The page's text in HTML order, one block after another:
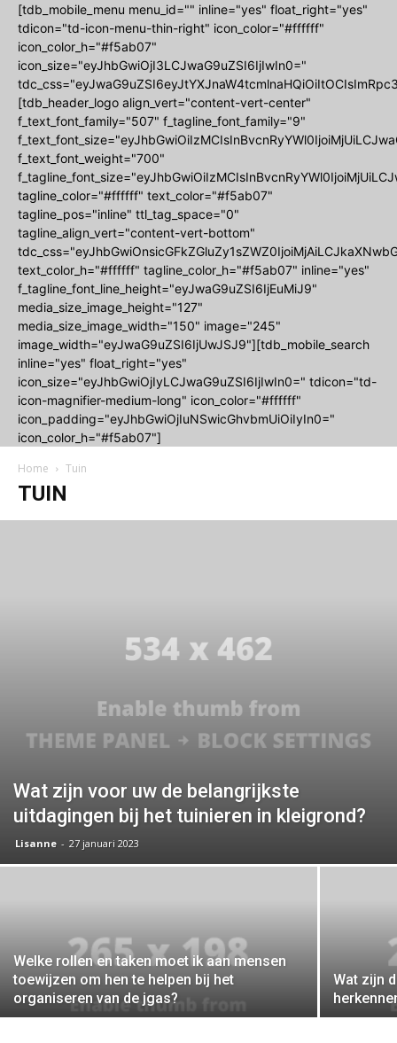
[tdb_mobile_menu menu_id="" inline="yes" float_right="yes"
tdicon="td-icon-menu-thin-right" icon_color="#ffffff"
icon_color_h="#f5ab07"
icon_size="eyJhbGwiOjI3LCJwaG9uZSI6IjIwIn0="
[tdb_header_logo align_vert="content-vert-center"
f_text_font_family="507" f_tagline_font_family="9"
f_text_font_weight="700"
tagline_color="#ffffff" text_color="#f5ab07"
tagline_pos="inline" ttl_tag_space="0"
tagline_align_vert="content-vert-bottom"
text_color_h="#ffffff" tagline_color_h="#f5ab07" inline="yes"
f_tagline_font_line_height="eyJwaG9uZSI6IjEuMiJ9"
media_size_image_height="127"
media_size_image_width="150" image="245"
image_width="eyJwaG9uZSI6IjUwJSJ9"][tdb_mobile_search
inline="yes" float_right="yes"
icon_size="eyJhbGwiOjIyLCJwaG9uZSI6IjIwIn0=" tdicon="td-
icon-magnifier-medium-long" icon_color="#ffffff"
icon_padding="eyJhbGwiOjIuNSwicGhvbmUiOiIyIn0="
icon_color_h="#f5ab07"]
Home Tuin
TUIN
Wat zijn voor uw de belangrijkste
uitdagingen bij het tuinieren in kleigrond?
Lisanne - 27 januari 2023
Welke rollen en taken moet ik aan mensen
toewijzen om hen te helpen bij het
organiseren van de jgas?
Wat zijn